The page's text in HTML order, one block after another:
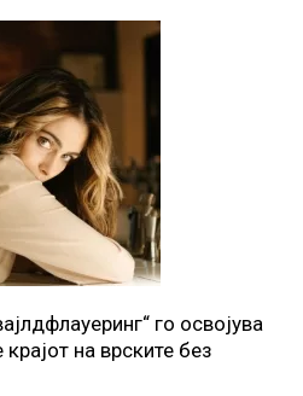
го освојува
на врските без